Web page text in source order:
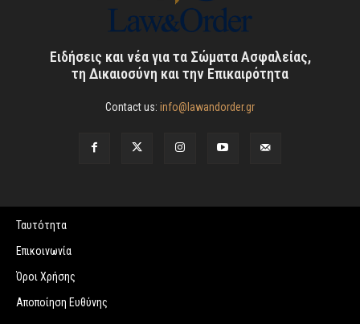
Ειδήσεις και νέα για τα Σώματα Ασφαλείας,
τη Δικαιοσύνη και την Επικαιρότητα
Contact us: info@lawandorder.gr
Ταυτότητα
Επικοινωνία
Όροι Χρήσης
Αποποίηση Ευθύνης